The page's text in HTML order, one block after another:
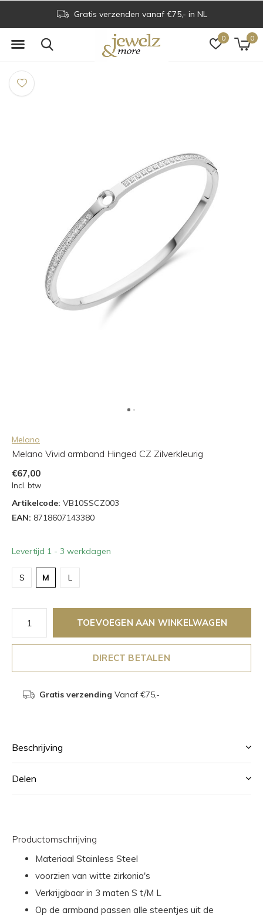
0 0
Gratis verzenden vanaf €75,- in NL
Melano
Melano Vivid armband Hinged CZ Zilverkleurig
€67,00
Incl. btw
Artikelcode: VB10SSCZ003
EAN: 8718607143380
Levertijd 1 - 3 werkdagen
S M L
TOEVOEGEN AAN WINKELWAGEN
DIRECT BETALEN
Gratis verzending Vanaf €75,-
Beschrijving
Delen
Productomschrijving
Materiaal Stainless Steel
voorzien van witte zirkonia's
Verkrijgbaar in 3 maten S t/M L
Op de armband passen alle steentjes uit de